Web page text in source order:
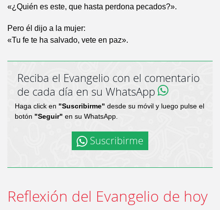
«¿Quién es este, que hasta perdona pecados?».
Pero él dijo a la mujer:
«Tu fe te ha salvado, vete en paz».
Reciba el Evangelio con el comentario
de cada día en su WhatsApp
Haga click en "Suscribirme" desde su móvil y luego pulse el
botón "Seguir" en su WhatsApp.
Suscribirme
Reflexión del Evangelio de hoy